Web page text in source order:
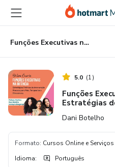
para
conteúdo
principal
para
pagamento
para
rodapé
Funções Executivas na Infância: Estratégias de Intervenção Precoce para Terapeutas, Pais e Educadores
5.0 (1)
Funções
Estratégias
Dani Botelho
Formato: Cursos Online e
Idioma: Português